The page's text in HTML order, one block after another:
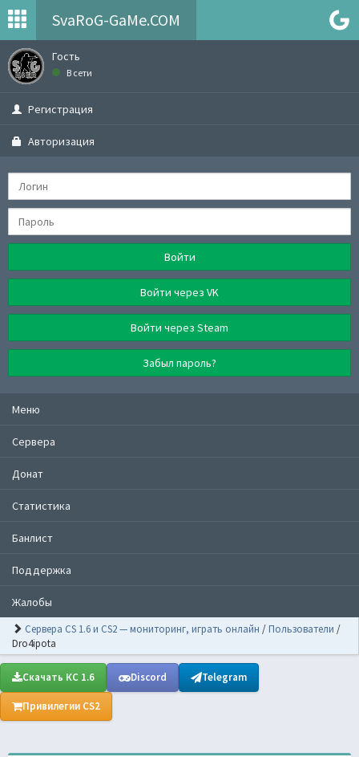
SvaRoG-GaMe.COM
Гость
В сети
Регистрация
Авторизация
Войти
Войти через VK
Войти через Steam
Забыл пароль?
Меню
Сервера
Донат
Статистика
Банлист
Поддержка
Жалобы
Сервера CS 1.6 и CS2 — мониторинг, играть онлайн / Пользователи /
Dro4ipota
Скачать КС 1.6 Discord Telegram
Привилегии CS2